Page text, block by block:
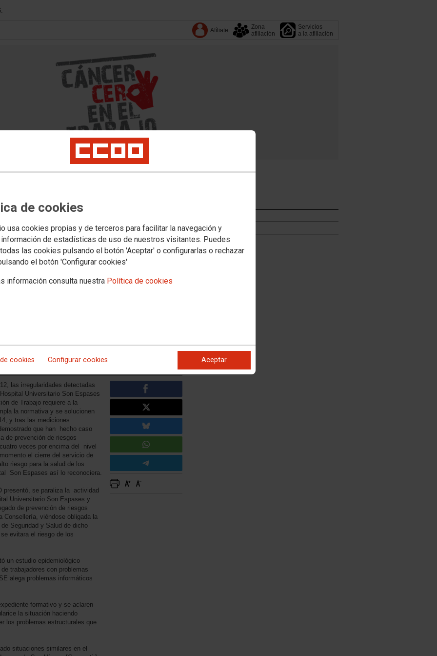
de cookies
usa cookies propias y de terceros para facilitar la navegación y
de estadísticas de uso de nuestros visitantes. Puedes
las cookies pulsando el botón 'Aceptar' o configurarlas o rechazar
el botón 'Configurar cookies'
información consulta nuestra Política de cookies
cookies Configurar cookies Aceptar
Afíliate
Zona
afiliación
Servicios
a la afiliación
de CCOO denuncia las
de Anatomía
Son Espases de
de la Federación de Sanidad y Sectores Sociosanitarios
de la Ley de Prevención de Riesgos Laborales, en
de sustancias cancerígenas (formol y xilol)
las irregularidades detectadas
Universitario Son Espases
de Trabajo requiere a la
la normativa y se solucionen
y tras las mediciones
que han hecho caso
de prevención de riesgos
veces por encima del nivel
el cierre del servicio de
riesgo para la salud de los
Son Espases así lo reconociera.
se paraliza la actividad
Universitario Son Espases y
de prevención de riesgos
Consellería, viéndose obligada la
Seguridad y Salud de dicho
evitara el riesgo de los
un estudio epidemiológico
trabajadores con problemas
alega problemas informáticos
formativo y se aclaren
la situación haciendo
los problemas estructurales que
situaciones similares en el